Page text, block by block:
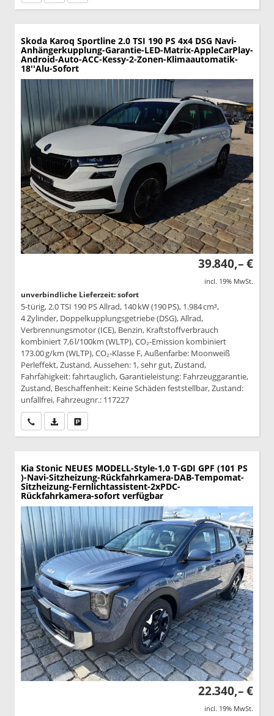
Skoda Karoq Sportline 2.0 TSI 190 PS 4x4 DSG Navi-
Anhängerkupplung-Garantie-LED-Matrix-AppleCarPlay-
Android-Auto-ACC-Kessy-2-Zonen-Klimaautomatik-
18''Alu-Sofort
39.840,– €
incl. 19% MwSt.
unverbindliche Lieferzeit: sofort
5-türig, 2.0 TSI 190 PS Allrad, 140 kW (190 PS), 1.984 cm³,
4 Zylinder, Doppelkupplungsgetriebe (DSG), Allrad,
Verbrennungsmotor (ICE), Benzin, Kraftstoffverbrauch
kombiniert 7,6 l/100km (WLTP), CO₂-Emission kombiniert
173.00 g/km (WLTP), CO₂-Klasse F, Außenfarbe: Moonweiß
Perleffekt, Zustand, Aussehen: 1, sehr gut, Zustand,
Fahrfähigkeit: fahrtauglich, Garantieleistung: Fahrzeuggarantie,
Zustand, Beschaffenheit: Keine Schäden feststellbar, Zustand:
unfallfrei, Fahrzeugnr.: 117227
Wir rufen Sie anPDF-Datei, Fahrzeugexposé drucken
Kia Stonic NEUES MODELL-Style-1,0 T-GDI GPF (101 PS
)-Navi-Sitzheizung-Rückfahrkamera-DAB-Tempomat-
Sitzheizung-Fernlichtassistent-2xPDC-
Rückfahrkamera-sofort verfügbar
22.340,– €
incl. 19% MwSt.